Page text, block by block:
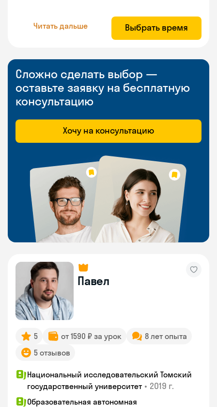
Читать дальше Выбрать время
Сложно сделать выбор —
оставьте заявку на бесплатную
консультацию
Хочу на консультацию
Павел
5 от 1590 ₽ за урок
8 лет опыта
5 отзывов
Национальный исследовательский Томский
государственный университет • 2019 г.
Образовательная автономная